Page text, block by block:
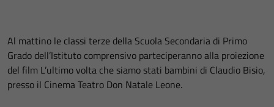
Al mattino le classi terze della Scuola Secondaria di Primo
Grado dell’Istituto comprensivo parteciperanno alla proiezione
del film L’ultimo volta che siamo stati bambini di Claudio Bisio,
presso il Cinema Teatro Don Natale Leone.